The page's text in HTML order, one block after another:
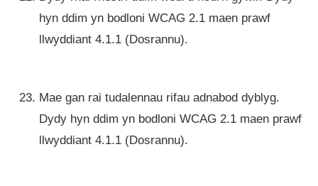
hyn ddim yn bodloni WCAG 2.1 maen prawf
llwyddiant 4.1.1 (Dosrannu).
Mae gan rai tudalennau rifau adnabod dyblyg.
Dydy hyn ddim yn bodloni WCAG 2.1 maen prawf
llwyddiant 4.1.1 (Dosrannu).